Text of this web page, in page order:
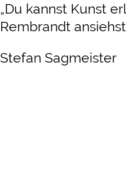
„Du kannst Kunst
Rembrandt
Stefan Sagmeister